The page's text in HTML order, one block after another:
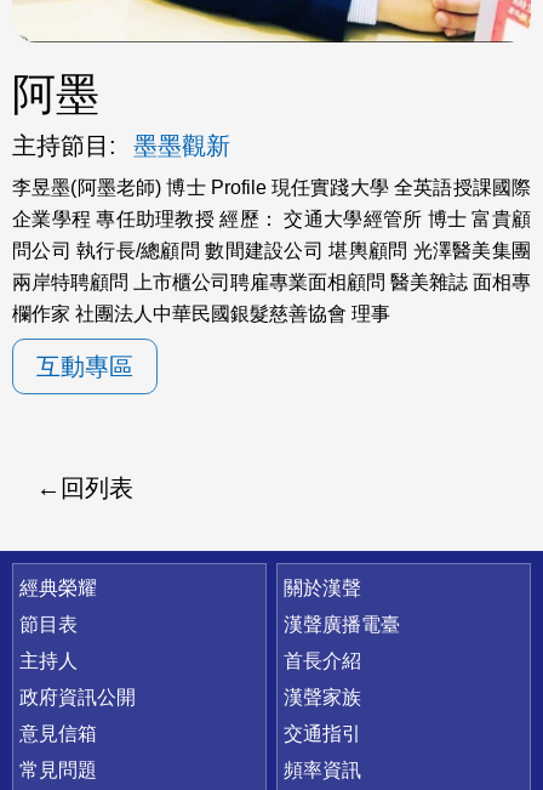
阿墨
主持節目: 墨墨觀新
李昱墨(阿墨老師) 博士 Profile 現任實踐大學 全英語授課國際
企業學程 專任助理教授 經歷： 交通大學經管所 博士 富貴顧
問公司 執行長/總顧問 數間建設公司 堪輿顧問 光澤醫美集團
兩岸特聘顧問 上市櫃公司聘雇專業面相顧問 醫美雜誌 面相專
欄作家 社團法人中華民國銀髮慈善協會 理事
互動專區
回列表
快速連結
經典榮耀
節目表
主持人
政府資訊公開
意見信箱
常見問題
關於漢聲
漢聲廣播電臺
首長介紹
漢聲家族
交通指引
頻率資訊